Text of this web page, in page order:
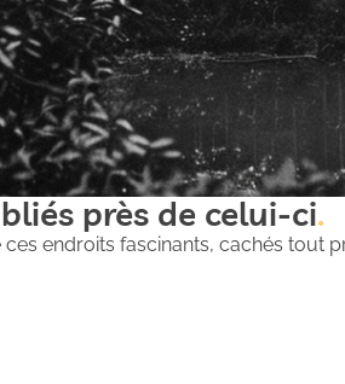
près de celui-ci
endroits fascinants, cachés tout